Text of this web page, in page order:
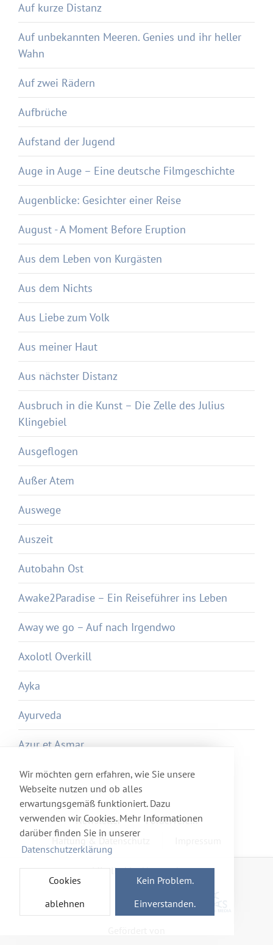
Wir möchten gern erfahren, wie Sie unsere
Webseite nutzen und ob alles
erwartungsgemäß funktioniert. Dazu
verwenden wir Cookies. Mehr Informationen
darüber finden Sie in unserer
Datenschutzerklärung
Cookies
ablehnen
Kein Problem.
Einverstanden.
Auf kurze Distanz
Auf unbekannten Meeren. Genies und ihr heller
Wahn
Auf zwei Rädern
Aufbrüche
Aufstand der Jugend
Auge in Auge – Eine deutsche Filmgeschichte
Augenblicke: Gesichter einer Reise
August - A Moment Before Eruption
Aus dem Leben von Kurgästen
Aus dem Nichts
Aus Liebe zum Volk
Aus meiner Haut
Aus nächster Distanz
Ausbruch in die Kunst – Die Zelle des Julius
Klingebiel
Ausgeflogen
Außer Atem
Auswege
Auszeit
Autobahn Ost
Awake2Paradise – Ein Reiseführer ins Leben
Away we go – Auf nach Irgendwo
Axolotl Overkill
Ayka
Ayurveda
Azur et Asmar
Newsletter
Förderverein
Mitglied im Netzwerk